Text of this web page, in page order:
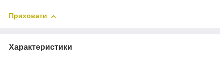
Приховати
Характеристики